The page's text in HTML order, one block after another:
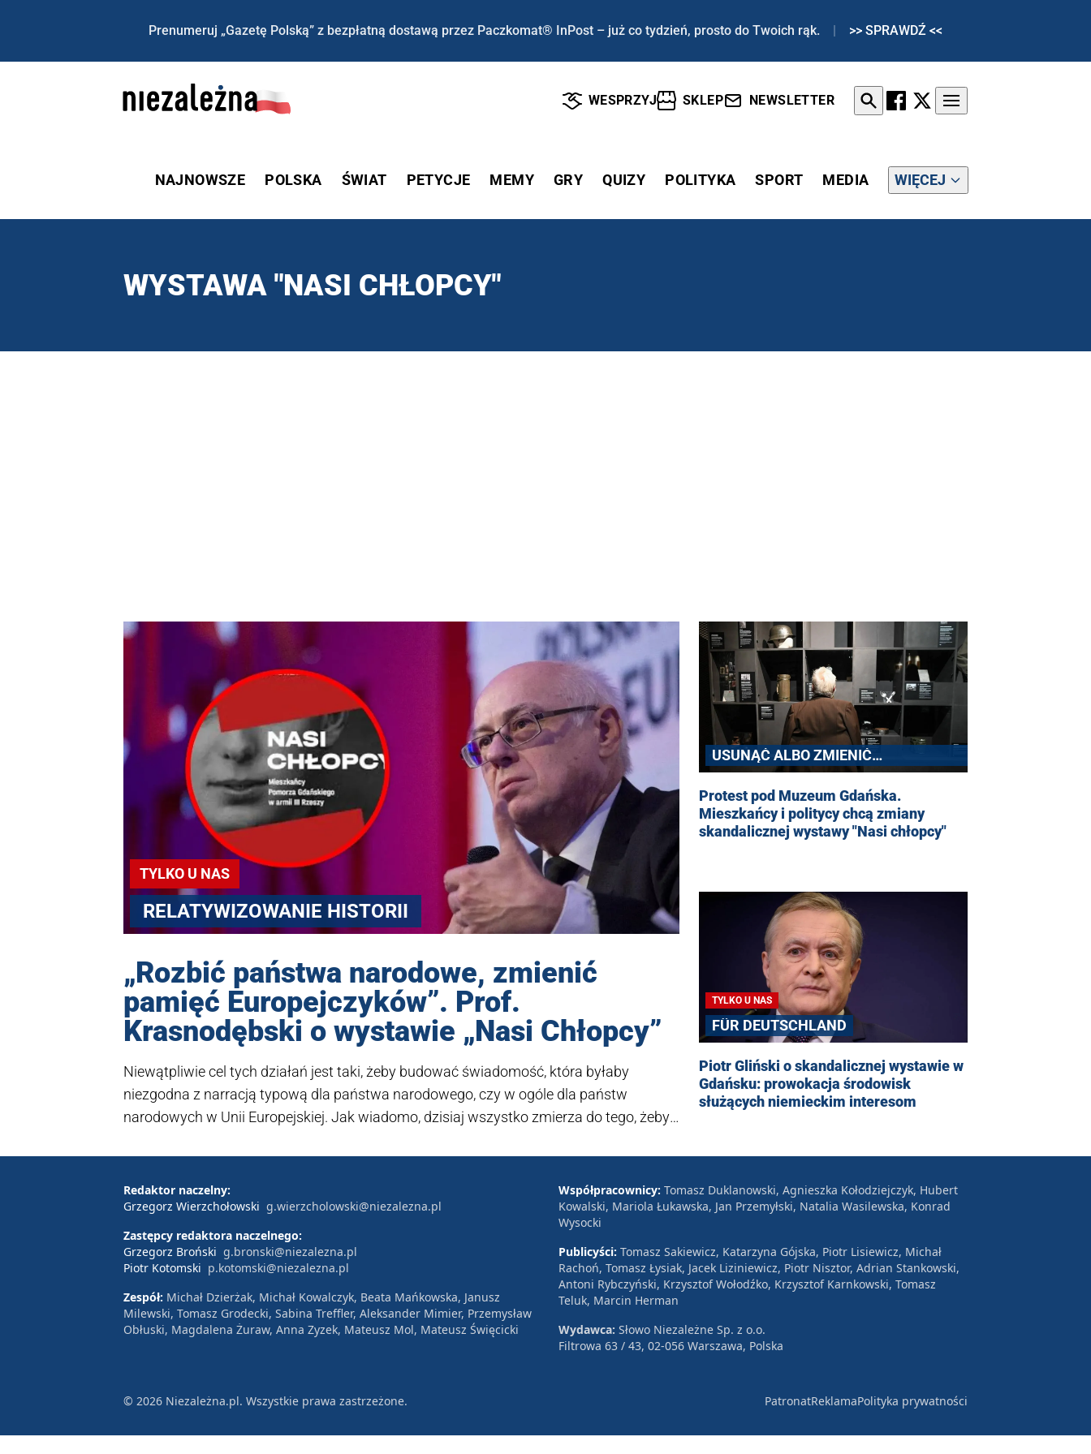
Prenumeruj „Gazetę Polską” z bezpłatną dostawą przez Paczkomat® InPost – już co tydzień, prosto do Twoich rąk. | >> SPRAWDŹ <<
WESPRZYJ SKLEP NEWSLETTER
NAJNOWSZE POLSKA ŚWIAT PETYCJE MEMY GRY QUIZY POLITYKA SPORT MEDIA WIĘCEJ
WYSTAWA "NASI CHŁOPCY"
TYLKO U NAS
RELATYWIZOWANIE HISTORII
„Rozbić państwa narodowe, zmienić
pamięć Europejczyków”. Prof.
Krasnodębski o wystawie „Nasi Chłopcy”
Niewątpliwie cel tych działań jest taki, żeby budować świadomość, która byłaby
niezgodna z narracją typową dla państwa narodowego, czy w ogóle dla państw
narodowych w Unii Europejskiej. Jak wiadomo, dzisiaj wszystko zmierza do tego, żeby
powiedział w rozmowie z portalem Niezależna.pl prof. Zdzisław Krasnodębski,
komentując zakłamującą pamięć historyczną wystawę „Nasi chłopcy”.
USUNĄĆ ALBO ZMIENIĆ
EKSPOZYCJĘ
Protest pod Muzeum Gdańska.
Mieszkańcy i politycy chcą zmiany
skandalicznej wystawy "Nasi chłopcy"
TYLKO U NAS
FÜR DEUTSCHLAND
Piotr Gliński o skandalicznej wystawie w
Gdańsku: prowokacja środowisk
służących niemieckim interesom
Redaktor naczelny:
Grzegorz Wierzchołowski g.wierzcholowski@niezalezna.pl
Zastępcy redaktora naczelnego:
Grzegorz Broński g.bronski@niezalezna.pl
Piotr Kotomski p.kotomski@niezalezna.pl
Zespół: Michał Dzierżak, Michał Kowalczyk, Beata Mańkowska, Janusz
Milewski, Tomasz Grodecki, Sabina Treffler, Aleksander Mimier, Przemysław
Obłuski, Magdalena Żuraw, Anna Zyzek, Mateusz Mol, Mateusz Święcicki
Współpracownicy: Tomasz Duklanowski, Agnieszka Kołodziejczyk, Hubert
Kowalski, Mariola Łukawska, Jan Przemyłski, Natalia Wasilewska, Konrad
Wysocki
Publicyści: Tomasz Sakiewicz, Katarzyna Gójska, Piotr Lisiewicz, Michał
Rachoń, Tomasz Łysiak, Jacek Liziniewicz, Piotr Nisztor, Adrian Stankowski,
Antoni Rybczyński, Krzysztof Wołodźko, Krzysztof Karnkowski, Tomasz
Teluk, Marcin Herman
Wydawca: Słowo Niezależne Sp. z o.o.
Filtrowa 63 / 43, 02-056 Warszawa, Polska
© 2026 Niezależna.pl. Wszystkie prawa zastrzeżone. PatronatReklamaPolityka prywatności